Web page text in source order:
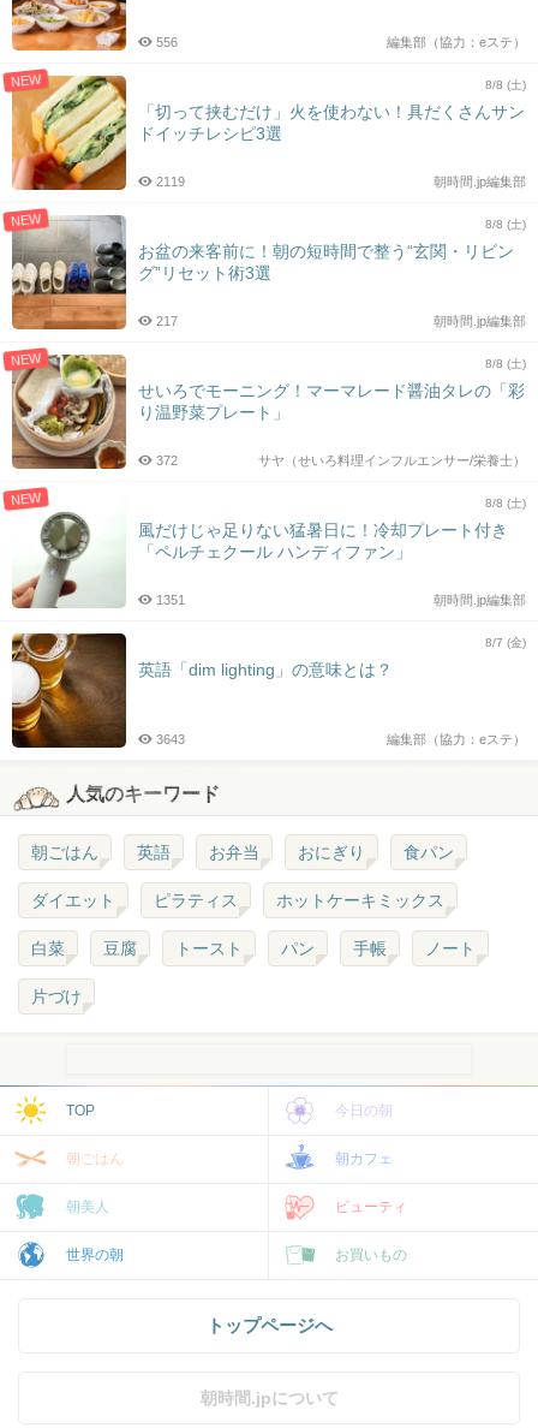
編集部（協力：eステ）
556
NEW 8/8 (土)
「切って挟むだけ」火を使わない！具だくさんサン
ドイッチレシピ3選
朝時間.jp編集部
2119
NEW 8/8 (土)
お盆の来客前に！朝の短時間で整う“玄関・リビン
グ”リセット術3選
朝時間.jp編集部
217
NEW 8/8 (土)
せいろでモーニング！マーマレード醤油タレの「彩
り温野菜プレート」
サヤ（せいろ料理インフルエンサー/栄養士）
372
NEW 8/8 (土)
風だけじゃ足りない猛暑日に！冷却プレート付き
「ペルチェクール ハンディファン」
朝時間.jp編集部
1351
8/7 (金)
英語「dim lighting」の意味とは？
編集部（協力：eステ）
3643
人気のキーワード
朝ごはん 英語 お弁当 おにぎり 食パン
ダイエット ピラティス ホットケーキミックス
白菜 豆腐 トースト パン 手帳 ノート
片づけ
TOP 今日の朝
朝ごはん 朝カフェ
朝美人 ビューティ
世界の朝 お買いもの
トップページへ
朝時間.jpについて